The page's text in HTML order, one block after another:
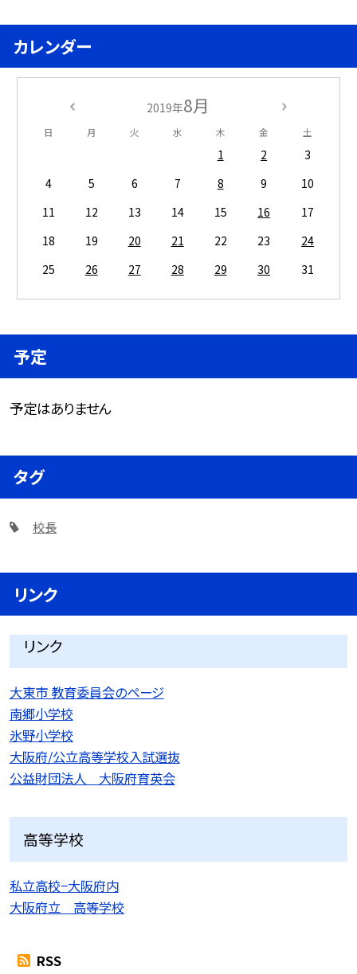
カレンダー
2019年8月
日 月 火 水 木 金 土
1 2
3
4
5 6 7 8 9
10
11
12 13 14 15 16
17
18
19 20 21 22 23
24
25
26 27 28 29 30 31
予定
予定はありません
タグ
校長
リンク
リンク
大東市 教育委員会のページ
南郷小学校
氷野小学校
大阪府/公立高等学校入試選抜
公益財団法人 大阪府育英会
高等学校
私立高校−大阪府内
大阪府立 高等学校
RSS